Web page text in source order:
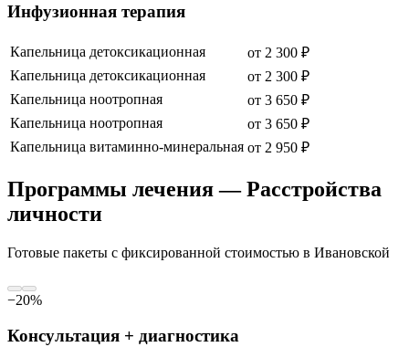
Инфузионная терапия
Капельница детоксикационная от 2 300 ₽
Капельница детоксикационная
от 2 300 ₽
Капельница ноотропная
от 3 650 ₽
Капельница ноотропная
от 3 650 ₽
Капельница витаминно-минеральная от 2 950 ₽
Программы лечения — Расстройства
личности
Готовые пакеты с фиксированной стоимостью в Ивановской
−20%
Консультация + диагностика